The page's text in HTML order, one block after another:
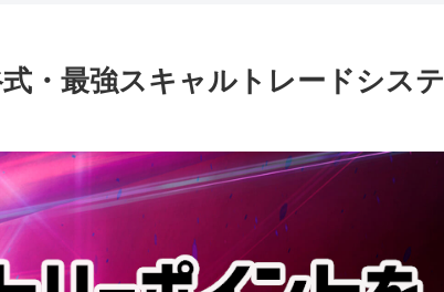
・最強スキャルトレードシステ